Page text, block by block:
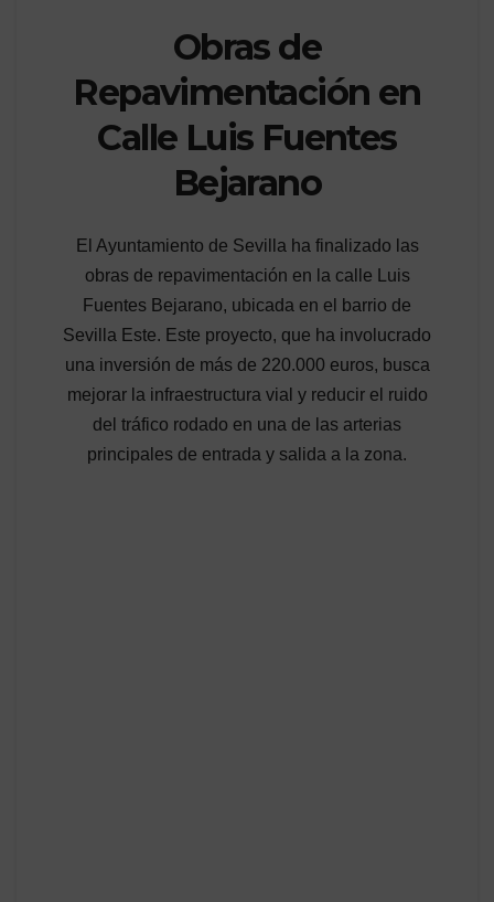
Obras de
Repavimentación en
Calle Luis Fuentes
Bejarano
El Ayuntamiento de Sevilla ha finalizado las
obras de repavimentación en la calle Luis
Fuentes Bejarano, ubicada en el barrio de
Sevilla Este. Este proyecto, que ha involucrado
una inversión de más de 220.000 euros, busca
mejorar la infraestructura vial y reducir el ruido
del tráfico rodado en una de las arterias
principales de entrada y salida a la zona.